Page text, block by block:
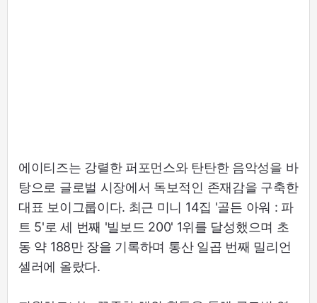
에이티즈는 강렬한 퍼포먼스와 탄탄한 음악성을 바
탕으로 글로벌 시장에서 독보적인 존재감을 구축한
대표 보이그룹이다. 최근 미니 14집 '골든 아워 : 파
트 5'로 세 번째 '빌보드 200' 1위를 달성했으며 초
동 약 188만 장을 기록하며 통산 일곱 번째 밀리언
셀러에 올랐다.